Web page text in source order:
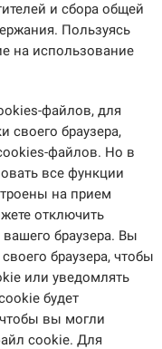
и сбора общей
Пользуясь
на использование
файлов, для
своего браузера,
файлов. Но в
все функции
на прием
отключить
браузера. Вы
браузера, чтобы
или уведомлять
будет
вы могли
cookie. Для